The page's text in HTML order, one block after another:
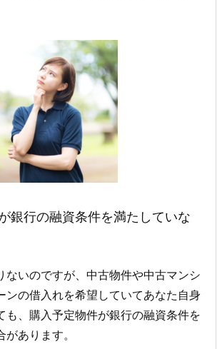
銀行の融資条件を満たしていな
ないのですが、中古物件や中古マンシ
ンの借入れを希望していてあなた自身
も、購入予定物件が銀行の融資条件を
あります。